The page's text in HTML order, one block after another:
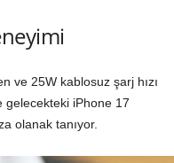
ve 25W kablosuz şarj hızı
gelecekteki iPhone 17
olanak tanıyor.